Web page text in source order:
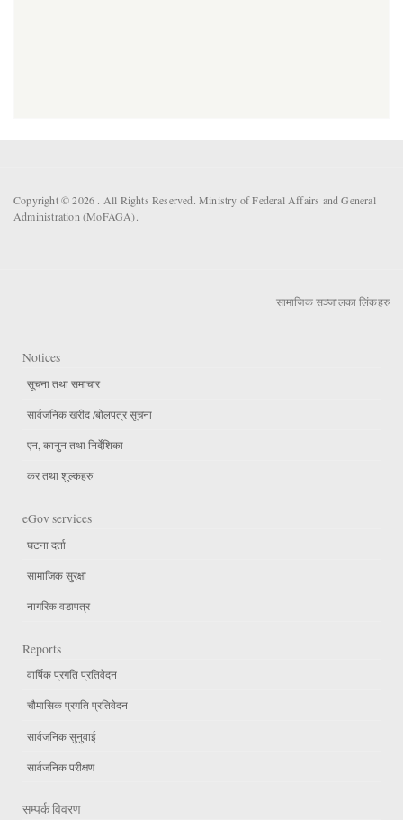
Copyright © 2026 . All Rights Reserved. Ministry of Federal Affairs and General
Administration (MoFAGA).
सामाजिक सञ्जालका लिंकहरु
Notices
सूचना तथा समाचार
सार्वजनिक खरीद /बोलपत्र सूचना
एन, कानुन तथा निर्देशिका
कर तथा शुल्कहरु
eGov services
घटना दर्ता
सामाजिक सुरक्षा
नागरिक वडापत्र
Reports
वार्षिक प्रगति प्रतिवेदन
चौमासिक प्रगति प्रतिवेदन
सार्वजनिक सुनुवाई
सार्वजनिक परीक्षण
सम्पर्क विवरण